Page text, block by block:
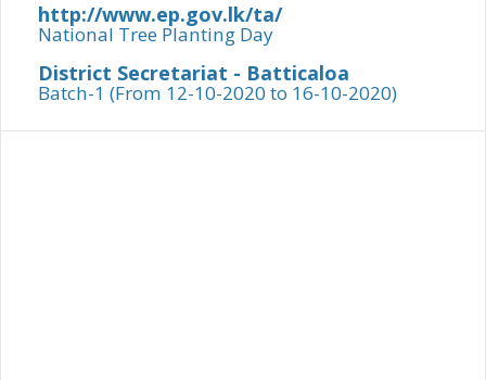
http://www.ep.gov.lk/ta/
National Tree Planting Day
District Secretariat - Batticaloa
Batch-1 (From 12-10-2020 to 16-10-2020)